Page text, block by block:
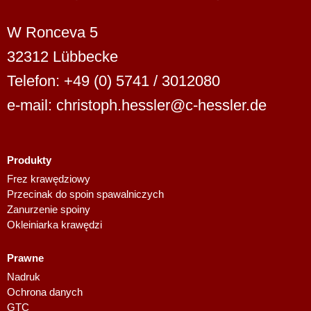
W Ronceva 5
32312 Lübbecke
Telefon: +49 (0) 5741 / 3012080
e-mail: christoph.hessler@c-hessler.de
Produkty
Frez krawędziowy
Przecinak do spoin spawalniczych
Zanurzenie spoiny
Okleiniarka krawędzi
Prawne
Nadruk
Ochrona danych
GTC
French
Swedish
Finnish
Dutch